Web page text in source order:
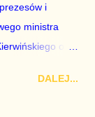
i
ministra
o
na stanowisko
DALEJ...